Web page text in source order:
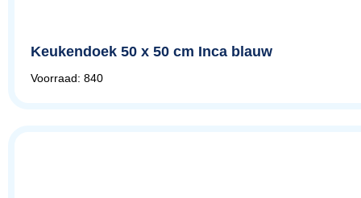
Keukendoek 50 x 50 cm Inca blauw
Voorraad: 840